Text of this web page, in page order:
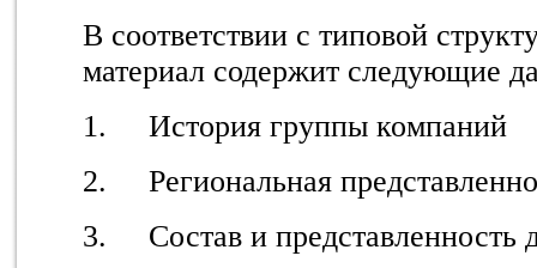
В соответствии с типовой
материал содержит следующие
1. История группы компаний
2. Региональная
3. Состав и представленность